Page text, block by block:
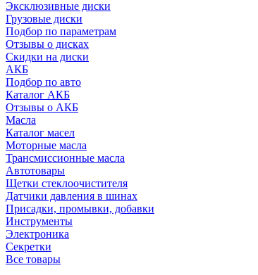
Эксклюзивные диски
Грузовые диски
Подбор по параметрам
Отзывы о дисках
Скидки на диски
АКБ
Подбор по авто
Каталог АКБ
Отзывы о АКБ
Масла
Каталог масел
Моторные масла
Трансмиссионные масла
Автотовары
Щетки стеклоочистителя
Датчики давления в шинах
Присадки, промывки, добавки
Инструменты
Электроника
Секретки
Все товары